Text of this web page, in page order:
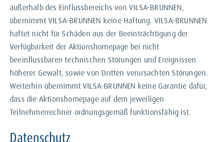
außerhalb des Einflussbereichs von VILSA-BRUNNEN,
übernimmt VILSA-BRUNNEN keine Haftung. VILSA-BRUNNEN
haftet nicht für Schäden aus der Beeinträchtigung der
Verfügbarkeit der Aktionshomepage bei nicht
beeinflussbaren technischen Störungen und Ereignissen
höherer Gewalt, sowie von Dritten verursachten Störungen.
Weiterhin übernimmt VILSA-BRUNNEN keine Garantie dafür,
dass die Aktionshomepage auf dem jeweiligen
Teilnehmerrechner ordnungsgemäß funktionsfähig ist.
Datenschutz